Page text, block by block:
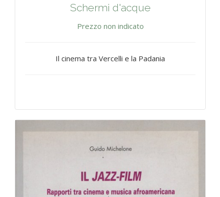
Schermi d'acque
Prezzo non indicato
Il cinema tra Vercelli e la Padania